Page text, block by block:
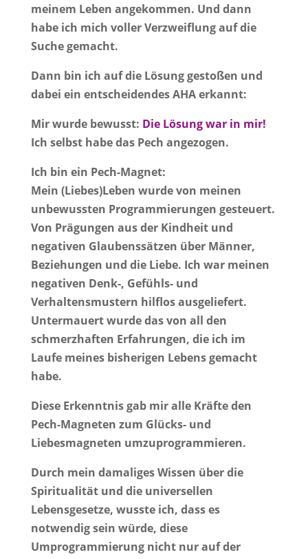
meinem Leben angekommen. Und dann
habe ich mich voller Verzweiflung auf die
Suche gemacht.
Dann bin ich auf die Lösung gestoßen und
dabei ein entscheidendes AHA erkannt:
Mir wurde bewusst: Die Lösung war in mir!
Ich selbst habe das Pech angezogen.
Ich bin ein Pech-Magnet:
Mein (Liebes)Leben wurde von meinen
unbewussten Programmierungen gesteuert.
Von Prägungen aus der Kindheit und
negativen Glaubenssätzen über Männer,
Beziehungen und die Liebe. Ich war meinen
negativen Denk-, Gefühls- und
Verhaltensmustern hilflos ausgeliefert.
Untermauert wurde das von all den
schmerzhaften Erfahrungen, die ich im
Laufe meines bisherigen Lebens gemacht
habe.
Diese Erkenntnis gab mir alle Kräfte den
Pech-Magneten zum Glücks- und
Liebesmagneten umzuprogrammieren.
Durch mein damaliges Wissen über die
Spiritualität und die universellen
Lebensgesetze, wusste ich, dass es
notwendig sein würde, diese
Umprogrammierung nicht nur auf der